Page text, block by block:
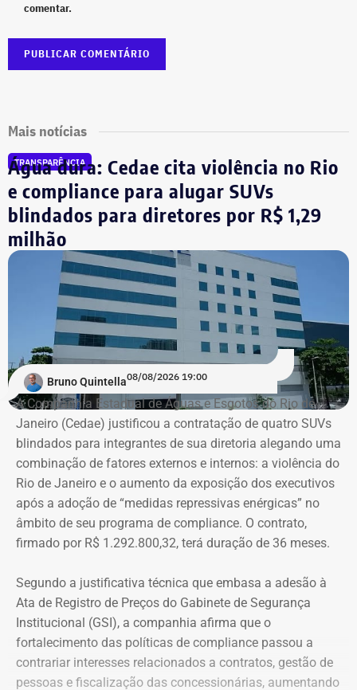
comentar.
Mais notícias
TRANSPARÊNCIA
Água dura: Cedae cita violência no Rio
e compliance para alugar SUVs
blindados para diretores por R$ 1,29
milhão
Bruno Quintella08/08/2026 19:00
A Companhia Estadual de Águas e Esgotos do Rio de
Janeiro (Cedae) justificou a contratação de quatro SUVs
blindados para integrantes de sua diretoria alegando uma
combinação de fatores externos e internos: a violência do
Rio de Janeiro e o aumento da exposição dos executivos
após a adoção de “medidas repressivas enérgicas” no
âmbito de seu programa de compliance. O contrato,
firmado por R$ 1.292.800,32, terá duração de 36 meses.
Segundo a justificativa técnica que embasa a adesão à
Ata de Registro de Preços do Gabinete de Segurança
Institucional (GSI), a companhia afirma que o
fortalecimento das políticas de compliance passou a
contrariar interesses relacionados a contratos, gestão de
pessoas e fiscalização das concessionárias, aumentando